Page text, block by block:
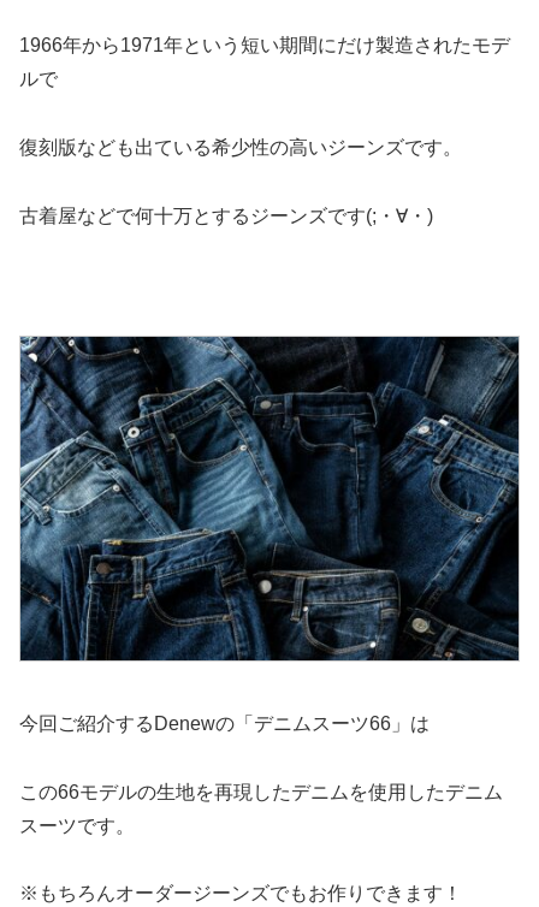
1966年から1971年という短い期間にだけ製造されたモデ
ルで
復刻版なども出ている希少性の高いジーンズです。
古着屋などで何十万とするジーンズです(;・∀・)
今回ご紹介するDenewの「デニムスーツ66」は
この66モデルの生地を再現したデニムを使用したデニム
スーツです。
※もちろんオーダージーンズでもお作りできます！